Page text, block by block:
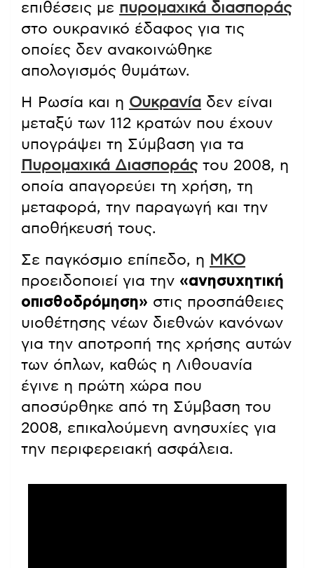
επιθέσεις με πυρομαχικά διασποράς
στο ουκρανικό έδαφος για τις
οποίες δεν ανακοινώθηκε
απολογισμός θυμάτων.
Η Ρωσία και η Ουκρανία δεν είναι
μεταξύ των 112 κρατών που έχουν
υπογράψει τη Σύμβαση για τα
Πυρομαχικά Διασποράςτου 2008, η
οποία απαγορεύει τη χρήση, τη
μεταφορά, την παραγωγή και την
αποθήκευσή τους.
Σε παγκόσμιο επίπεδο, η ΜΚΟ
προειδοποιεί για την «ανησυχητική
οπισθοδρόμηση» στις προσπάθειες
υιοθέτησης νέων διεθνών κανόνων
για την αποτροπή της χρήσης αυτών
των όπλων, καθώς η Λιθουανία
έγινε η πρώτη χώρα που
αποσύρθηκε από τη Σύμβαση του
2008, επικαλούμενη ανησυχίες για
την περιφερειακή ασφάλεια.